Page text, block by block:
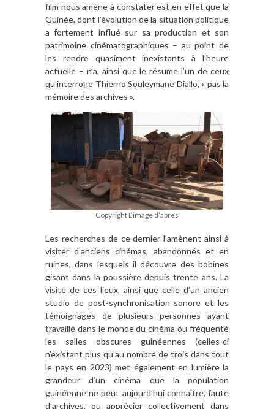
film nous amène à constater est en effet que la
Guinée, dont l’évolution de la situation politique
a fortement influé sur sa production et son
patrimoine cinématographiques – au point de
les rendre quasiment inexistants à l’heure
actuelle – n’a, ainsi que le résume l’un de ceux
qu’interroge Thierno Souleymane Diallo, « pas la
mémoire des archives ».
Copyright L’image d’après
Les recherches de ce dernier l’amènent ainsi à
visiter d’anciens cinémas, abandonnés et en
ruines, dans lesquels il découvre des bobines
gisant dans la poussière depuis trente ans. La
visite de ces lieux, ainsi que celle d’un ancien
studio de post-synchronisation sonore et les
témoignages de plusieurs personnes ayant
travaillé dans le monde du cinéma ou fréquenté
les salles obscures guinéennes (celles-ci
n’existant plus qu’au nombre de trois dans tout
le pays en 2023) met également en lumière la
grandeur d’un cinéma que la population
guinéenne ne peut aujourd’hui connaître, faute
d’archives, ou apprécier collectivement dans